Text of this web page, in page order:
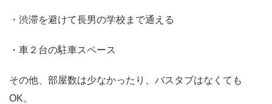
・渋滞を避けて長男の学校まで通える
・車２台の駐車スペース
その他、部屋数は少なかったり、バスタブはなくても
OK。